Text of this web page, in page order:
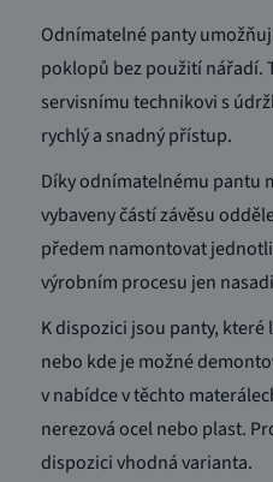
Odnímatelné panty
poklopů bez použití nářadí.
servisnímu technikovi s
rychlý a snadný přístup.
Díky odnímatelnému pantu
vybaveny částí závěsu
předem namontovat
výrobním procesu jen
K dispozici jsou panty,
nebo kde je možné
v nabídce v těchto
nerezová ocel nebo plast.
dispozici vhodná varianta.